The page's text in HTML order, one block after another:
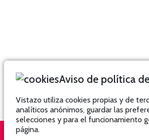
Aviso de política
Vistazo utiliza cookies propias y de
analíticos anónimos, guardar las
selecciones y para el funcionamiento
página.